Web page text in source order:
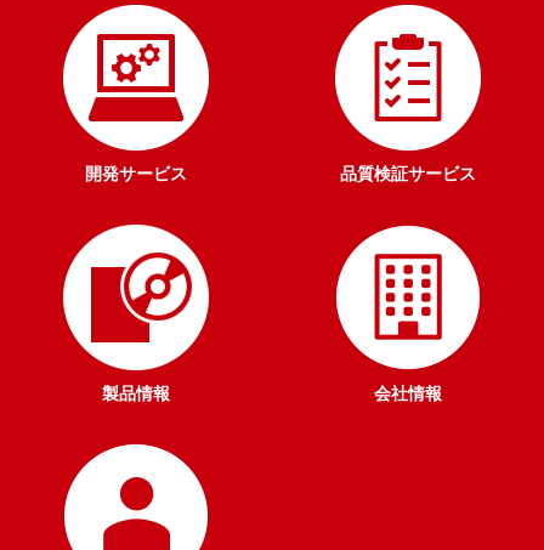
開発サービス 品質検証サービス
製品情報 会社情報